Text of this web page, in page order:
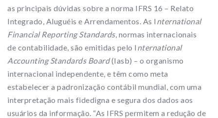
as principais dúvidas sobre a norma IFRS 16 – Relato
Integrado, Aluguéis e Arrendamentos. As I nternational
Financial Reporting Standards, normas internacionais
de contabilidade, são emitidas pelo I nternational
Accounting Standards Board(Iasb) – o organismo
internacional independente, e têm como meta
estabelecer a padronização contábil mundial, com uma
interpretação mais fidedigna e segura dos dados aos
usuários da informação. “As IFRS permitem a redução de